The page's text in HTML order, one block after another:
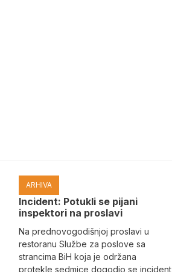
ARHIVA
Incident: Potukli se pijani
inspektori na proslavi
Na prednovogodišnjoj proslavi u
restoranu Službe za poslove sa
strancima BiH koja je održana
protekle sedmice dogodio se incident